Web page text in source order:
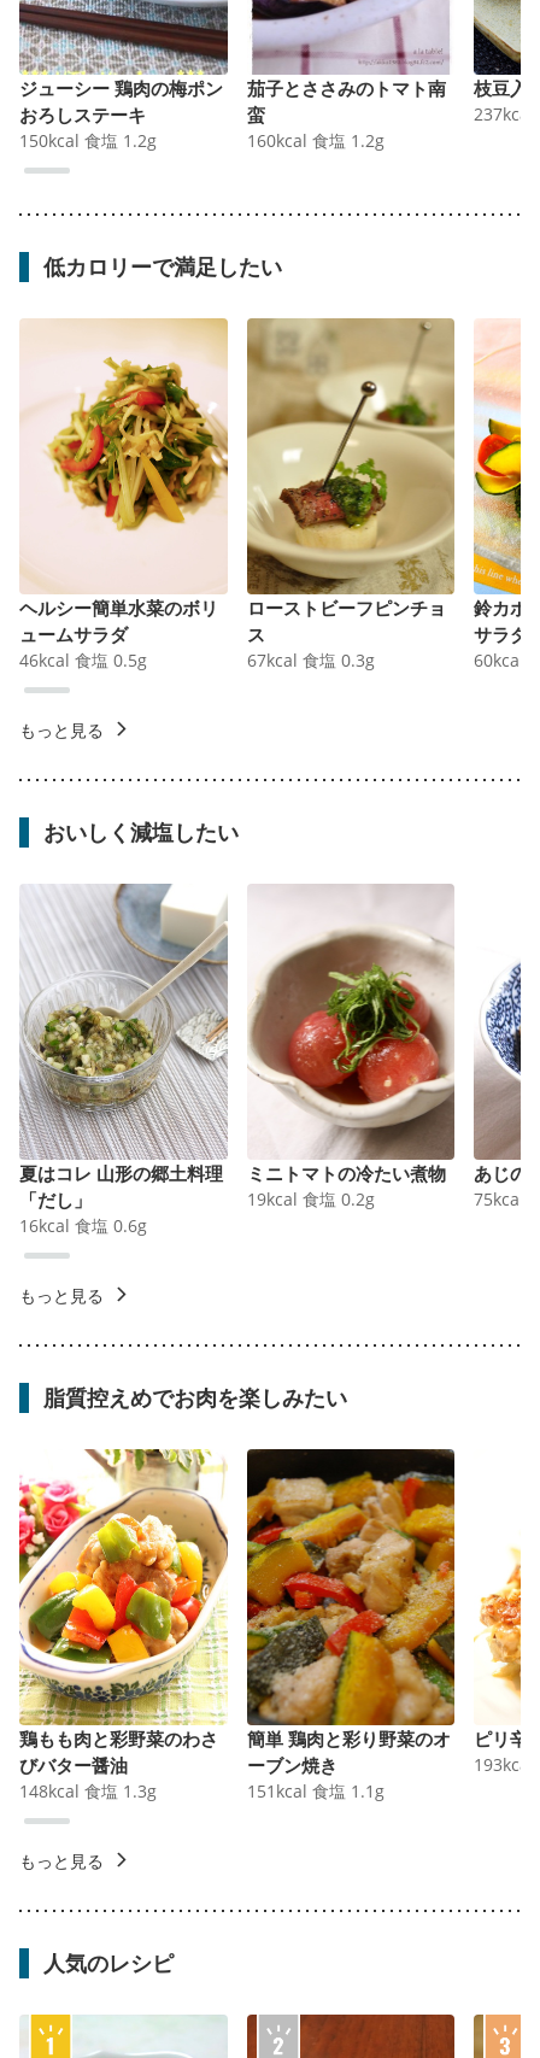
ジューシー 鶏肉の梅ポン
おろしステーキ
150kcal 食塩 1.2g
茄子とささみのトマト南
蛮
160kcal 食塩 1.2g
枝豆入
237kcal
低カロリーで満足したい
ヘルシー簡単水菜のボリ
ュームサラダ
46kcal 食塩 0.5g
ローストビーフピンチョ
ス
67kcal 食塩 0.3g
鈴カボ
サラダ
60kcal
もっと見る
おいしく減塩したい
夏はコレ 山形の郷土料理
「だし」
16kcal 食塩 0.6g
ミニトマトの冷たい煮物
19kcal 食塩 0.2g
あじの
75kcal
もっと見る
脂質控えめでお肉を楽しみたい
鶏もも肉と彩野菜のわさ
びバター醤油
148kcal 食塩 1.3g
簡単 鶏肉と彩り野菜のオ
ーブン焼き
151 kcal 食塩 1.1 g
ピリ辛
193kcal
もっと見る
人気のレシピ